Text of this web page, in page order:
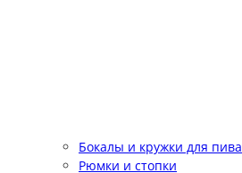
Бокалы и кружки для пива
Рюмки и стопки